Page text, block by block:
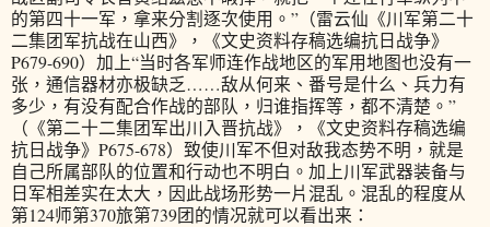
的第四十一军，拿来分割逐次使用。”（雷云仙《川军第二十
二集团军抗战在山西》，《文史资料存稿选编抗日战争》
P679-690）加上“当时各军师连作战地区的军用地图也没有一
张，通信器材亦极缺乏……敌从何来、番号是什么、兵力有
多少，有没有配合作战的部队，归谁指挥等，都不清楚。”
（《第二十二集团军出川入晋抗战》，《文史资料存稿选编
抗日战争》P675-678）致使川军不但对敌我态势不明，就是
自己所属部队的位置和行动也不明白。加上川军武器装备与
日军相差实在太大，因此战场形势一片混乱。混乱的程度从
第124师第370旅第739团的情况就可以看出来：